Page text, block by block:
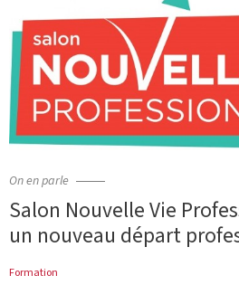
On en parle
Salon Nouvelle Vie
un nouveau départ
Formation